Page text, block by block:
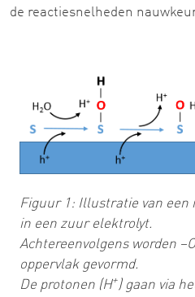
de reactiesnelheden
Figuur 1: Illustratie van een
in een zuur elektrolyt.
Achtereenvolgens worden
oppervlak gevormd.
De protonen (H+) gaan via